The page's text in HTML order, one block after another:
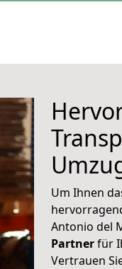
Um Ihnen
Antonio del
Partnerfür
Vertrauen